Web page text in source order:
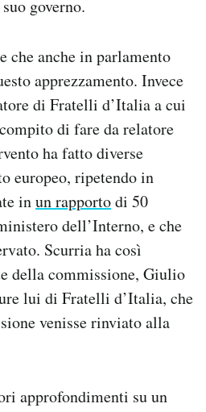
governo.
che anche in parlamento
apprezzamento. Invece
di Fratelli d’Italia a cui
di fare da relatore
ha fatto diverse
europeo, ripetendo in
inun rapportodi 50
dell’Interno, e che
Scurria ha così
della commissione, Giulio
lui di Fratelli d’Italia, che
venisse rinviato alla
approfondimenti su un